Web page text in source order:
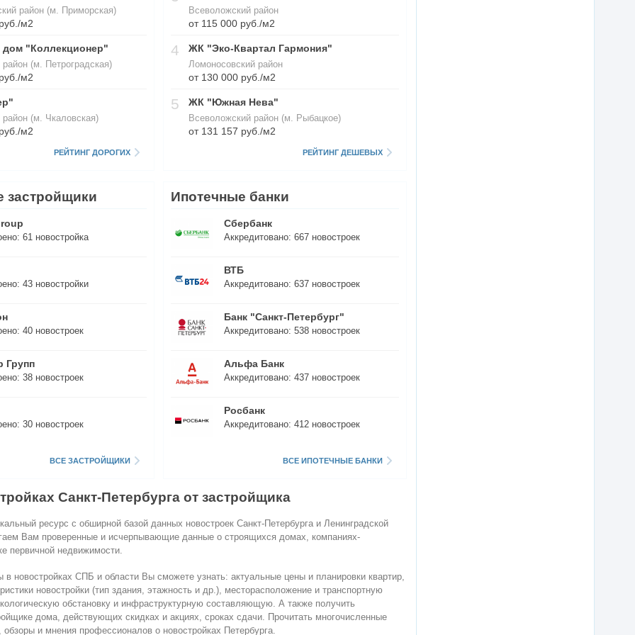
район (м. Приморская)
м2
"Коллекционер"
район (м. Петроградская)
м2
район (м. Чкаловская)
м2
РЕЙТИНГ ДОРОГИХ
Всеволожский район
от 115 000 руб./м2
4 ЖК "Эко-Квартал Гармония"
Ломоносовский район
от 130 000 руб./м2
5 ЖК "Южная Нева"
Всеволожский район (м. Рыбацкое)
от 131 157 руб./м2
РЕЙТИНГ ДЕШЕВЫХ
застройщики
61 новостройка
43 новостройки
40 новостроек
Групп
38 новостроек
30 новостроек
ВСЕ ЗАСТРОЙЩИКИ
Ипотечные банки
Сбербанк
Аккредитовано: 667 новостроек
ВТБ
Аккредитовано: 637 новостроек
Банк "Санкт-Петербург"
Аккредитовано: 538 новостроек
Альфа Банк
Аккредитовано: 437 новостроек
Росбанк
Аккредитовано: 412 новостроек
ВСЕ ИПОТЕЧНЫЕ БАНКИ
Санкт-Петербурга от застройщика
ресурс с обширной базой данных новостроек Санкт-Петербурга и Ленинградской
Вам проверенные и исчерпывающие данные о строящихся домах, компаниях-
первичной недвижимости.
в новостройках СПБ и области Вы сможете узнать: актуальные цены и планировки квартир,
новостройки (тип здания, этажность и др.), месторасположение и транспортную
обстановку и инфраструктурную составляющую. А также получить
дома, действующих скидках и акциях, сроках сдачи. Прочитать многочисленные
обзоры и мнения профессионалов о новостройках Петербурга.